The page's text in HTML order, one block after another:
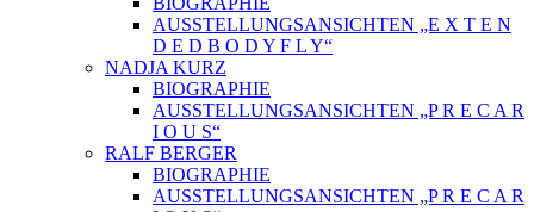
AUSSTELLUNGSANSICHTEN „E X T E N
D E D B O D Y F L Y“
NADJA KURZ
BIOGRAPHIE
AUSSTELLUNGSANSICHTEN „P R E C A R
I O U S“
RALF BERGER
BIOGRAPHIE
AUSSTELLUNGSANSICHTEN „P R E C A R